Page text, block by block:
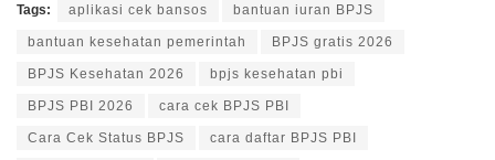
Tags: aplikasi cek bansos bantuan iuran BPJS
bantuan kesehatan pemerintah BPJS gratis 2026
BPJS Kesehatan 2026 bpjs kesehatan pbi
BPJS PBI 2026 cara cek BPJS PBI
Cara Cek Status BPJS cara daftar BPJS PBI